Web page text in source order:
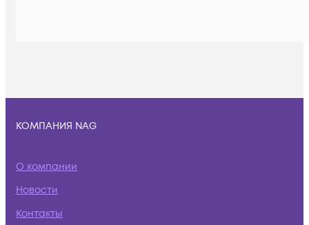
КОМПАНИЯ NAG
О компании
Новости
Контакты